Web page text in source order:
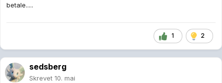
betale.....
1 2
sedsberg
Skrevet 10. mai